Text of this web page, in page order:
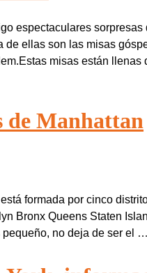
espectaculares
de ellas son las misas
misas están
de Manhattan
formada por cinco
Bronx Queens Staten
pequeño, no deja de ser el …